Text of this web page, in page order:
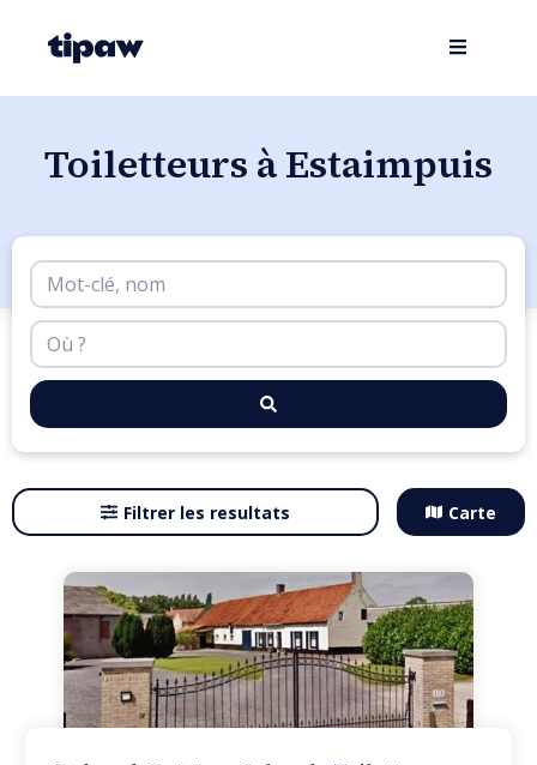
Toiletteurs à Estaimpuis
Filtrer les resultats Carte